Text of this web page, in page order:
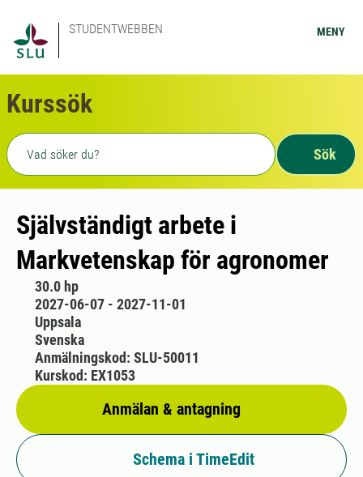
STUDENTWEBBEN MENY
Kurssök
Fritext sökning
Sök
Självständigt arbete i
Markvetenskap för agronomer
30.0 hp
2027-06-07 - 2027-11-01
Uppsala
Svenska
Anmälan & antagning
Anmälningskod: SLU-50011
Kurskod: EX1053
Schema i TimeEdit